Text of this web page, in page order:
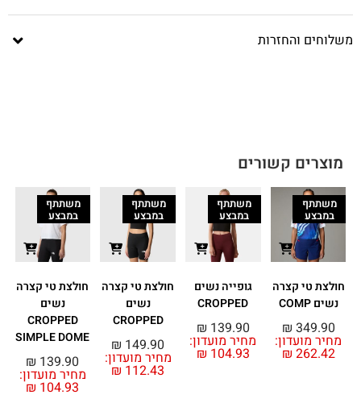
משלוחים והחזרות
מוצרים קשורים
משתתף
במבצע
חולצת טי קצרה
נשים COMP
מחיר מועדון:
₪ 262.42
₪ 349.90
משתתף
במבצע
גופייה נשים
CROPPED
מחיר מועדון:
₪ 104.93
₪ 139.90
משתתף
במבצע
חולצת טי קצרה
נשים
CROPPED
מחיר מועדון:
₪ 112.43
₪ 149.90
משתתף
במבצע
חולצת טי קצרה
נשים
CROPPED
SIMPLE DOME
מחיר מועדון:
₪ 104.93
₪ 139.90